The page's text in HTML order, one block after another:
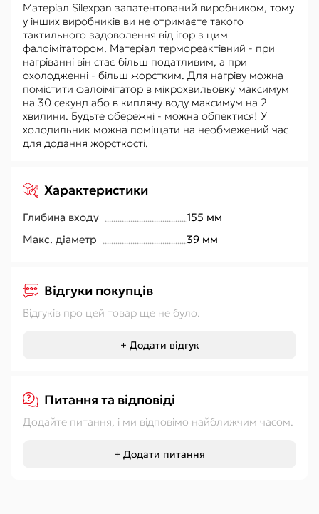
Матеріал Silexpan запатентований виробником, тому
у інших виробників ви не отримаєте такого
тактильного задоволення від ігор з цим
фалоімітатором. Матеріал термореактівний - при
нагріванні він стає більш податливим, а при
охолодженні - більш жорстким. Для нагріву можна
помістити фалоімітатор в мікрохвильовку максимум
на 30 секунд або в киплячу воду максимум на 2
хвилини. Будьте обережні - можна обпектися! У
холодильник можна поміщати на необмежений час
для додання жорсткості.
Характеристики
Глибина входу
155 мм
Макс. діаметр
39 мм
Відгуки покупців
Відгуків про цей товар ще не було.
+ Додати відгук
Питання та відповіді
Додайте питання, і ми відповімо найближчим часом.
+ Додати питання